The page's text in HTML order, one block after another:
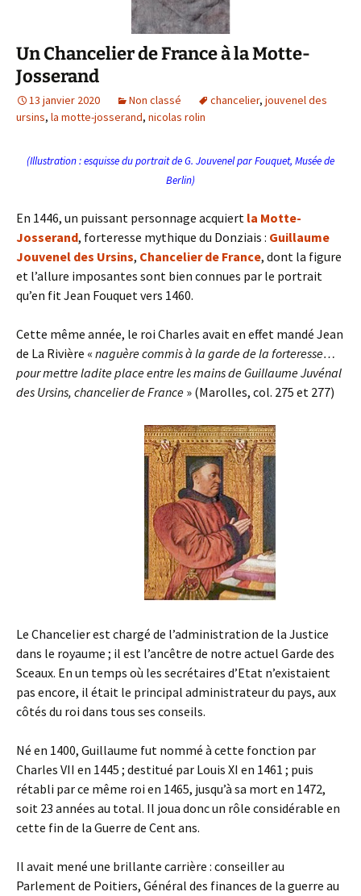
Un Chancelier de France à la Motte-
Josserand
13 janvier 2020 Non classé chancelier, jouvenel des
ursins, la motte-josserand, nicolas rolin
(Illustration : esquisse du portrait de G. Jouvenel par Fouquet, Musée de
Berlin)
En 1446, un puissant personnage acquiert la Motte-
Josserand, forteresse mythique du Donziais : Guillaume
Jouvenel des Ursins, Chancelier de France, dont la figure
et l’allure imposantes sont bien connues par le portrait
qu’en fit Jean Fouquet vers 1460.
Cette même année, le roi Charles avait en effet mandé Jean
de La Rivière « naguère commis à la garde de la forteresse…
pour mettre ladite place entre les mains de Guillaume Juvénal
des Ursins, chancelier de France » (Marolles, col. 275 et 277)
Le Chancelier est chargé de l’administration de la Justice
dans le royaume ; il est l’ancêtre de notre actuel Garde des
Sceaux. En un temps où les secrétaires d’Etat n’existaient
pas encore, il était le principal administrateur du pays, aux
côtés du roi dans tous ses conseils.
Né en 1400, Guillaume fut nommé à cette fonction par
Charles VII en 1445 ; destitué par Louis XI en 1461 ; puis
rétabli par ce même roi en 1465, jusqu’à sa mort en 1472,
soit 23 années au total. Il joua donc un rôle considérable en
cette fin de la Guerre de Cent ans.
Il avait mené une brillante carrière : conseiller au
Parlement de Poitiers, Général des finances de la guerre au